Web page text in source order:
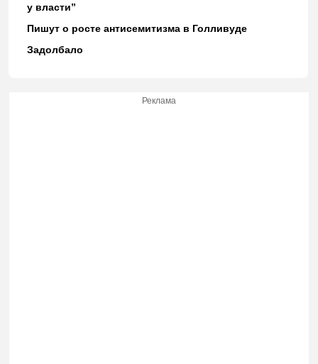
у власти”
Пишут о росте антисемитизма в Голливуде
Задолбало
Реклама